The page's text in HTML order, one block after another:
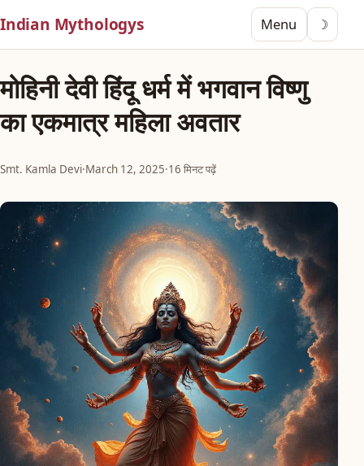
Indian Mythologys Menu ☽
मोहिनी देवी हिंदू धर्म में भगवान विष्णु
का एकमात्र महिला अवतार
Smt. Kamla Devi·March 12, 2025·16 मिनट पढ़ें